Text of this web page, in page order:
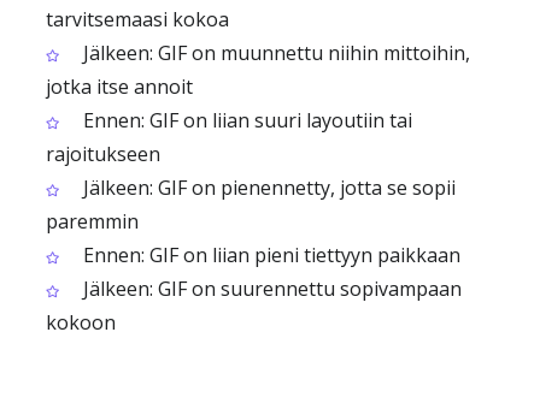
tarvitsemaasi kokoa
Jälkeen: GIF on muunnettu niihin mittoihin,
jotka itse annoit
Ennen: GIF on liian suuri layoutiin tai
rajoitukseen
Jälkeen: GIF on pienennetty, jotta se sopii
paremmin
Ennen: GIF on liian pieni tiettyyn paikkaan
Jälkeen: GIF on suurennettu sopivampaan
kokoon